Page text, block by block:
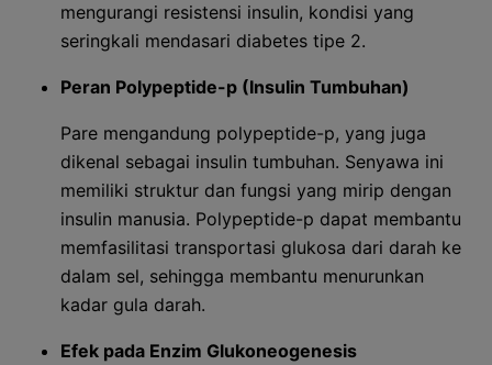
mengurangi resistensi insulin, kondisi yang
seringkali mendasari diabetes tipe 2.
Peran Polypeptide-p (Insulin Tumbuhan)
Pare mengandung polypeptide-p, yang juga
dikenal sebagai insulin tumbuhan. Senyawa ini
memiliki struktur dan fungsi yang mirip dengan
insulin manusia. Polypeptide-p dapat membantu
memfasilitasi transportasi glukosa dari darah ke
dalam sel, sehingga membantu menurunkan
kadar gula darah.
Efek pada Enzim Glukoneogenesis